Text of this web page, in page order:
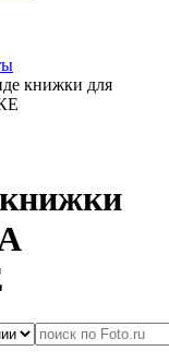
книжки для